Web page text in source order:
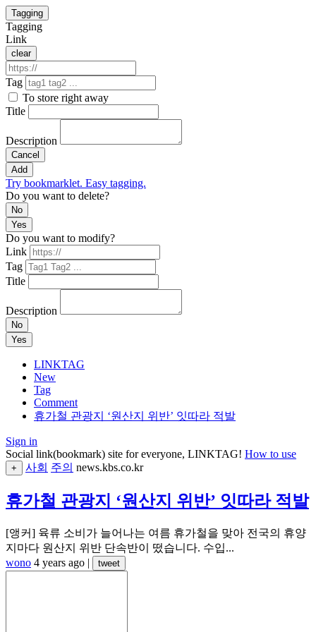
Tagging
Tagging
Link
clear
Tag
To store right away
Title
Description
Cancel
Add
Try bookmarklet. Easy tagging.
Do you want to delete?
No
Yes
Do you want to modify?
Link
Tag
Title
Description
No
Yes
LINKTAG
New
Tag
Comment
휴가철 관광지 ‘원산지 위반’ 잇따라 적발
Sign in
Social link(bookmark) site for everyone, LINKTAG! How to use
+ 사회 주의 news.kbs.co.kr
휴가철 관광지 ‘원산지 위반’ 잇따라 적발
[앵커] 육류 소비가 늘어나는 여름 휴가철을 맞아 전국의 휴양
지마다 원산지 위반 단속반이 떴습니다. 수입...
wono 4 years ago | tweet